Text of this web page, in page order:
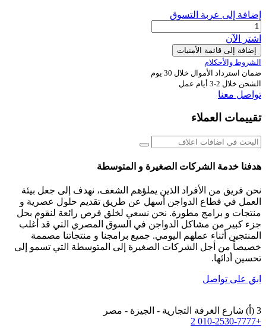
إضافة إلى عربة التسوق
اشترِ الآن
إضافة إلى قائمة الأمنيات
الشروط والأحكلام
ضمان استرداد الأموال خلال 30 يوم
الشحن خلال 2-3 أيام عمل
تواصل معنا
تقييمات العملاء
هدفنا خدمة الشركات الصغيرة و المتوسطة
نحن فريق من الأفراد الذين يملؤهم الشغف، نهدف إلى جعل بيئة
العمل في قطاع الدواجن أسهل عن طريق تقديم حلول عصرية و
منتجات و برامج مطورة. نحن نسعي لخلق فرص رائعة لنقوم بحل
جزء كبير من مشاكل الدواجن في السوق المصري التي قد أغلب
المنتجين أثناء عملهم اليومي. جميع برامجنا و منتجاتنا مصممة
خصيصاً من أجل الشركات الصغيرة إلى المتوسطة التي تسمو إلى
تحسين أدائها.
ابق على تواصل
3 (أ) شارع الغرفة التجارية - الجيزة - مصر
+2 010-2530-7777